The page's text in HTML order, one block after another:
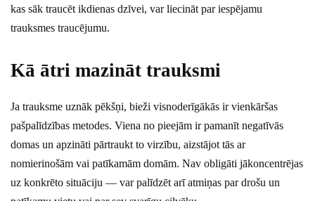
kas sāk traucēt ikdienas dzīvei, var liecināt par iespējamu
trauksmes traucējumu.
Kā ātri mazināt trauksmi
Ja trauksme uznāk pēkšņi, bieži visnoderīgākās ir vienkāršas
pašpalīdzības metodes. Viena no pieejām ir pamanīt negatīvās
domas un apzināti pārtraukt to virzību, aizstājot tās ar
nomierinošām vai patīkamām domām. Nav obligāti jākoncentrējas
uz konkrēto situāciju — var palīdzēt arī atmiņas par drošu un